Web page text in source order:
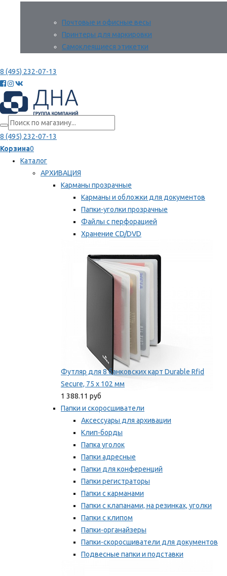
Почтовые и офисные весы
Принтеры для маркировки
Самоклеящиеся этикетки
8 (495) 232-07-13
8 (495) 232-07-13
Корзина0
Каталог
АРХИВАЦИЯ
Карманы прозрачные
Карманы и обложки для документов
Папки-уголки прозрачные
Файлы с перфорацией
Хранение CD/DVD
Мы рекомендуем
Футляр для 8 банковских карт Durable Rfid
Secure, 75 х 102 мм
1 388.11 руб
Папки и скоросшиватели
Аксессуары для архивации
Клип-борды
Папка уголок
Папки адресные
Папки для конференций
Папки регистраторы
Папки с карманами
Папки с клапанами, на резинках, уголки
Папки с клипом
Папки-органайзеры
Папки-скоросшиватели для документов
Подвесные папки и подставки